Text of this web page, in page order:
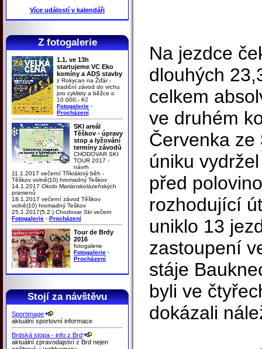
Více událostí v kalendáři
Z fotogalerie
1.1. ve 13h
startujeme VC Eko
komíny a ADS stavby
z Rokycan na Žďár -
tradiční závod do vrchu
pro cyklisty a běžce o
10 000,- Kč
Fotogalerie -
Procházení
SKI areál
Těškov - úpravy
stop a lyžování
termíny závodů
CHODOVAR SKI
TOUR 2017 -
návrh
11.1.2017 večerní Tříkrálový běh -
Těškov volně(10) hromadný Teškov
14.1.2017 Okolo Mariánskolázeňských
pramenů
18.1.2017 večerní závod Těškov
volně(10) hromadný Teškov
25.1.2017(5.2.) Chodovar Ski večern
Fotogalerie - Procházení
Tour de Brdy
2016
fotogalerie
Fotogalerie -
Procházení
Stojí za návštěvu
Sportimage
aktuální sportovní informace
Brdská stopa - info z Brd
aktuální zpravodajství z Brd nejen
Na jezdce
dlouhých
celkem
ve druhém
Červenka ze
úniku
před
rozhodující
uniklo 13
zastoupení
stáje
byli ve
dokázali